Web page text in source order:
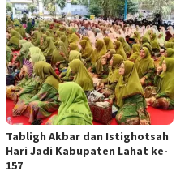
Tabligh Akbar dan Istighotsah
Hari Jadi Kabupaten Lahat ke-
157